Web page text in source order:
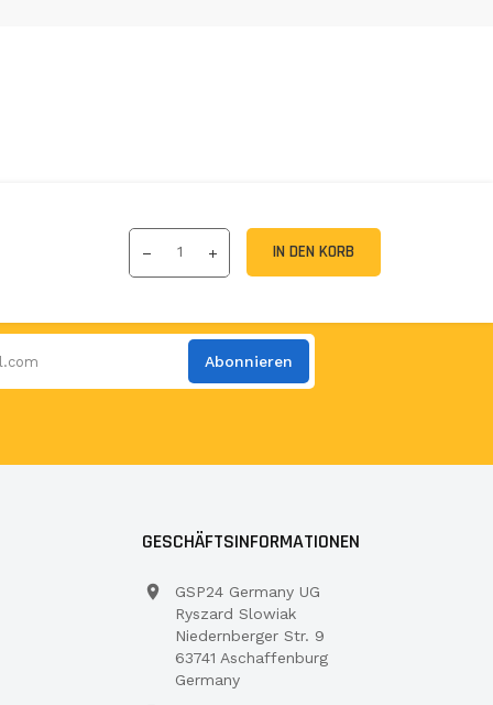
IN DEN KORB
Abonnieren
GESCHÄFTSINFORMATIONEN
GSP24 Germany UG
Ryszard Slowiak
Niedernberger Str. 9
63741 Aschaffenburg
Germany